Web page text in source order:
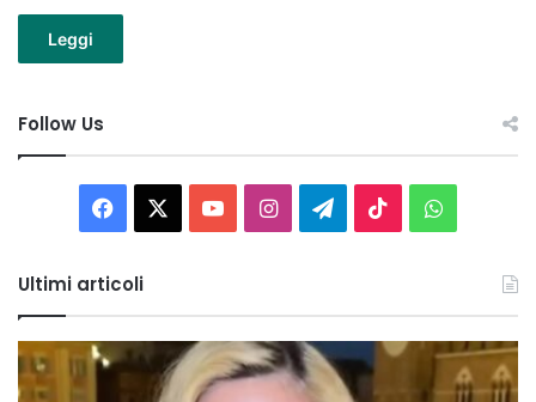
Leggi
Follow Us
Facebook You InstagramTelegram
TikTok
Ultimi articoli